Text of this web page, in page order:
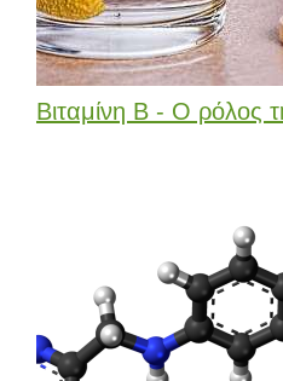
Βιταμίνη Β - Ο ρόλος